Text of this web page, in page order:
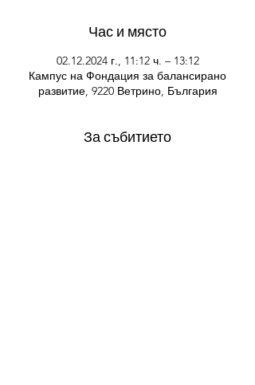
Час и място
02.12.2024 г., 11:12 ч. – 13:12
Кампус на Фондация за балансирано
развитие, 9220 Ветрино, България
За събитието